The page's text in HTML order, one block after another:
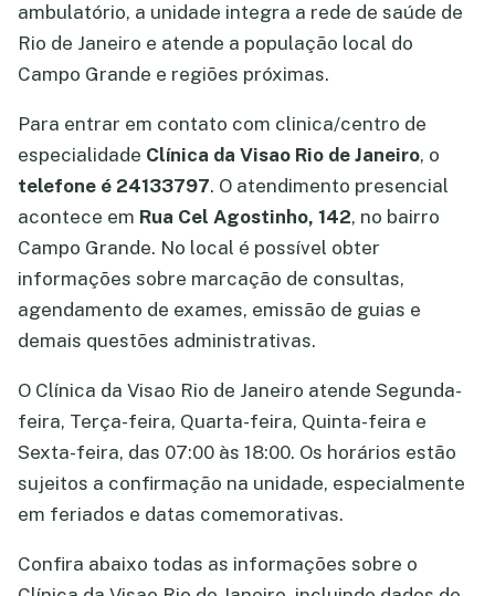
ambulatório, a unidade integra a rede de saúde de
Rio de Janeiro e atende a população local do
Campo Grande e regiões próximas.
Para entrar em contato com clinica/centro de
especialidade Clínica da Visao Rio de Janeiro, o
telefone é 24133797. O atendimento presencial
acontece em Rua Cel Agostinho, 142, no bairro
Campo Grande. No local é possível obter
informações sobre marcação de consultas,
agendamento de exames, emissão de guias e
demais questões administrativas.
O Clínica da Visao Rio de Janeiro atende Segunda-
feira, Terça-feira, Quarta-feira, Quinta-feira e
Sexta-feira, das 07:00 às 18:00. Os horários estão
sujeitos a confirmação na unidade, especialmente
em feriados e datas comemorativas.
Confira abaixo todas as informações sobre o